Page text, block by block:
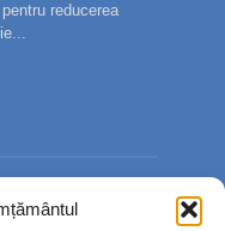
reducerea